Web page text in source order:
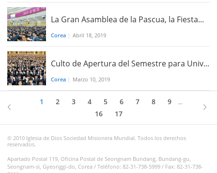
La Gran Asamblea de la Pascua, la Fiesta...
Corea Abril 18, 2019
Culto de Apertura del Semestre para Univ...
Corea Marzo 10, 2019
1 2 3 4 5 6 7 8 9 ...
16 17
© 2010 Iglesia de Dios Sociedad Misionera Mundial. Todos los derechos
reservados.
Apartado Postal 119, Oficina Postal de Seongnam Bundang, Bundang-gu,
Seongnam-si, Gyeonggi-do, Corea / Teléfono: 82-31-738-5999 / Fax: 82-31-738-